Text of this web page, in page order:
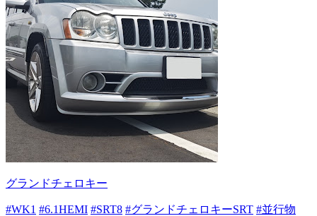
グランドチェロキー
#WK1 #6.1HEMI #SRT8 #グランドチェロキーSRT #並行物